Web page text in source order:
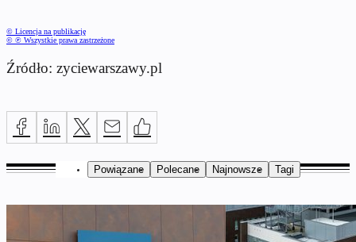
© Licencja na publikację
© ℗ Wszystkie prawa zastrzeżone
Źródło: zyciewarszawy.pl
Powiązane Polecane Najnowsze Tagi